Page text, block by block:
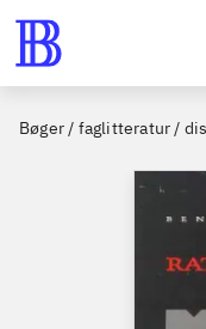
Bøger / faglitteratur /